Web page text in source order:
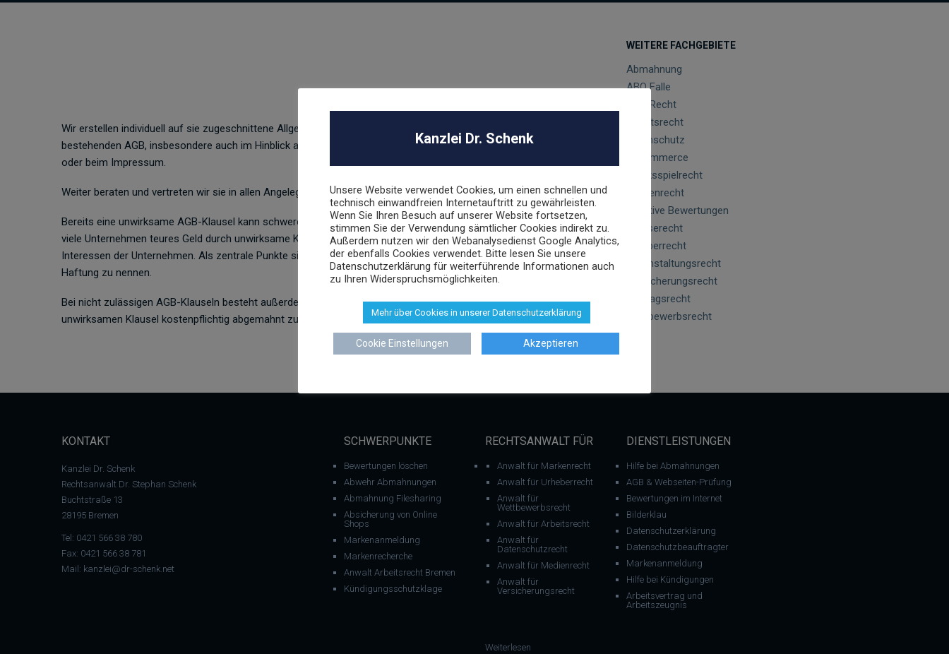
Wir erstellen individuell auf sie zugeschnittene Allgemeine Geschäftsbedingungen (AGB), überprüfen ihre
bestehenden AGB, insbesondere auch im Hinblick auf aktuelle Änderung wie etwa momentan beim Widerrufsrecht
oder beim Impressum.
Weiter beraten und vertreten wir sie in allen Angelegenheiten rund um das AGB Recht.
Bereits eine unwirksame AGB-Klausel kann schwere finanzielle Folgen nach sich ziehen. Im Streitfall verschenken
viele Unternehmen teures Geld durch unwirksame Klauseln in ihren AGBs oder in den AGBs nicht berücksichtigte
Interessen der Unternehmen. Als zentrale Punkte sind hier Gewährleistung, Widerruf- oder Rückgaberechte und
Haftung zu nennen.
Bei nicht zulässigen AGB-Klauseln besteht außerdem die Gefahr von Konkurrenten oder Verbänden wegen der
unwirksamen Klausel kostenpflichtig abgemahnt zu werden.
WEITERE FACHGEBIETE
Abmahnung
ABO Falle
AGB Recht
Arbeitsrecht
Datenschutz
E-Commerce
Glücksspielrecht
Markenrecht
negative Bewertungen
Presserecht
Urheberrecht
Veranstaltungsrecht
Versicherungsrecht
Vertragsrecht
Wettbewerbsrecht
KONTAKT
Kanzlei Dr. Schenk
Rechtsanwalt Dr. Stephan Schenk
Buchtstraße 13
28195 Bremen
Tel: 0421 566 38 780
Fax: 0421 566 38 781
Mail: kanzlei@dr-schenk.net
SCHWERPUNKTE
Bewertungen löschen
Abwehr Abmahnungen
Abmahnung Filesharing
Absicherung von Online
Shops
Markenanmeldung
Markenrecherche
Anwalt Arbeitsrecht Bremen
Kündigungsschutzklage
RECHTSANWALT FÜR
Anwalt für Markenrecht
Anwalt für Urheberrecht
Anwalt für
Wettbewerbsrecht
Anwalt für Arbeitsrecht
Anwalt für
Datenschutzrecht
Anwalt für Medienrecht
Anwalt für
Versicherungsrecht
Weiterlesen
DIENSTLEISTUNGEN
Hilfe bei Abmahnungen
AGB & Webseiten-Prüfung
Bewertungen im Internet
Bilderklau
Datenschutzerklärung
Datenschutzbeauftragter
Markenanmeldung
Hilfe bei Kündigungen
Arbeitsvertrag und
Arbeitszeugnis
Kanzlei Dr. Schenk
Unsere Website verwendet Cookies, um einen schnellen und
technisch einwandfreien Internetauftritt zu gewährleisten.
Wenn Sie Ihren Besuch auf unserer Website fortsetzen,
stimmen Sie der Verwendung sämtlicher Cookies indirekt zu.
Außerdem nutzen wir den Webanalysedienst Google Analytics,
der ebenfalls Cookies verwendet. Bitte lesen Sie unsere
Datenschutzerklärung für weiterführende Informationen auch
zu Ihren Widerspruchsmöglichkeiten.
Mehr über Cookies in unserer Datenschutzerklärung
Cookie Einstellungen Akzeptieren